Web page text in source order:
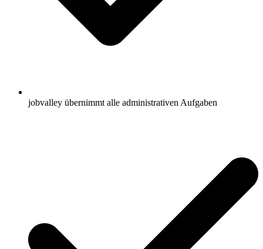
jobvalley übernimmt alle administrativen Aufgaben